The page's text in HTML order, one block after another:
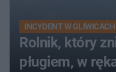
INCYDENT W GLIWICACH
Rolnik, który
pługiem, w